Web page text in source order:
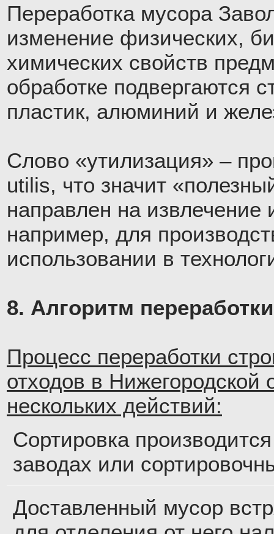
Переработка мусора
изменение физических,
химических свойств
обработке подвергаются
пластик, алюминий и
Слово «утилизация» –
utilis, что значит
направлен на извлечение
например, для
использовании в
8. Алгоритм
Процесс переработки
отходов в Нижегородской
нескольких действий:
Сортировка
заводах или
Доставленный мусор